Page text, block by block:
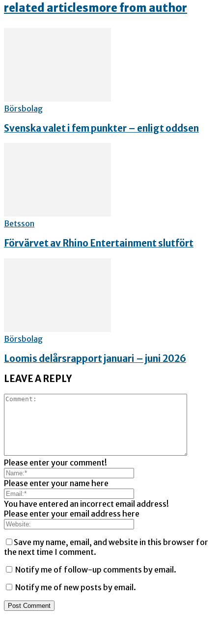
related articlesmore from author
Börsbolag
Svenska valet i fem punkter – enligt oddsen
Betsson
Förvärvet av Rhino Entertainment slutfört
Börsbolag
Loomis delårsrapport januari – juni 2026
LEAVE A REPLY
Please enter your comment!
Please enter your name here
You have entered an incorrect email address!
Please enter your email address here
Save my name, email, and website in this browser for
the next time I comment.
Notify me of follow-up comments by email.
Notify me of new posts by email.